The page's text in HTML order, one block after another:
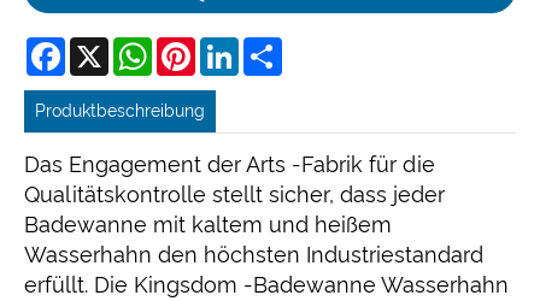
Facebook
X WhatsAppPinterestLinkedIn
Produktbeschreibung
Das Engagement der Arts -Fabrik für die
Qualitätskontrolle stellt sicher, dass jeder
Badewanne mit kaltem und heißem
Wasserhahn den höchsten Industriestandard
erfüllt. Die Kingsdom -Badewanne Wasserhahn